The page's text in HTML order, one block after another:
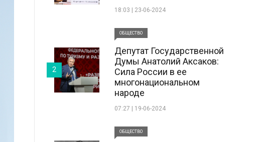
18:03 | 23-06-2024
ОБЩЕСТВО
Депутат Государственной
Думы Анатолий Аксаков:
Сила России в ее
многонациональном
народе
07:27 | 19-06-2024
2
ОБЩЕСТВО